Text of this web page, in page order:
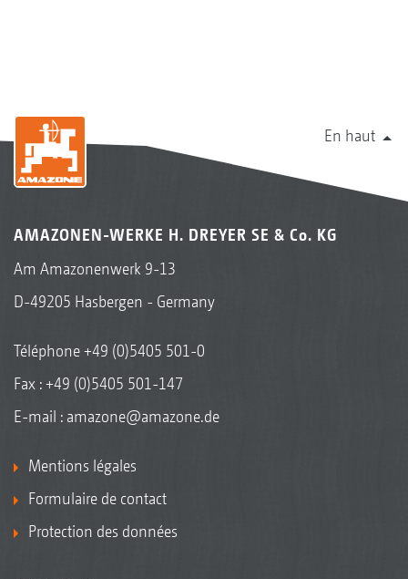
En haut
AMAZONEN-WERKE H. DREYER SE & Co. KG
Am Amazonenwerk 9-13
D-49205 Hasbergen - Germany
Téléphone+49 (0)5405 501-0
Fax : +49 (0)5405 501-147
E-mail : amazone@amazone.de
Mentions légales
Formulaire de contact
Protection des données